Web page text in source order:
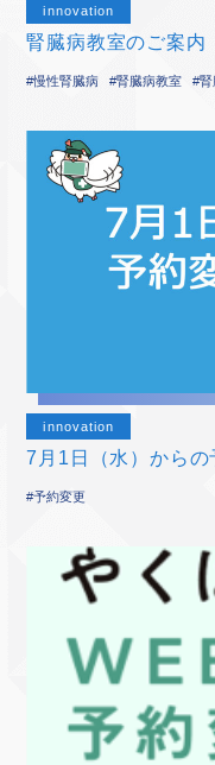
innovation
腎臓病教室のご案内
#慢性腎臓病 #腎臓病教室 #
innovation
7月1日（水）からの
#予約変更